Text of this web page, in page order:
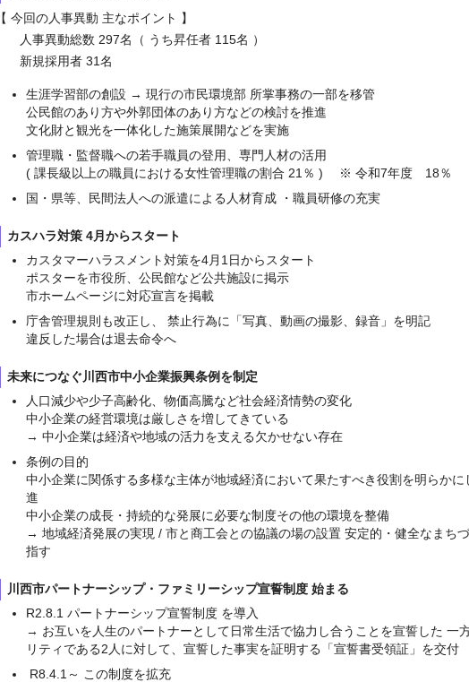
【 今回の人事異動 主なポイント 】
人事異動総数 297名（ うち昇任者 115名 ）
新規採用者 31名
生涯学習部の創設 → 現行の市民環境部 所掌事務の一部を移管
公民館のあり方や外郭団体のあり方などの検討を推進
文化財と観光を一体化した施策展開などを実施
管理職・監督職への若手職員の登用、専門人材の活用
( 課長級以上の職員における女性管理職の割合 21％ ) ※ 令和7年度 18％
国・県等、民間法人への派遣による人材育成 ・職員研修の充実
カスハラ対策 4月からスタート
カスタマーハラスメント対策を4月1日からスタート
ポスターを市役所、公民館など公共施設に掲示
市ホームページに対応宣言を掲載
庁舎管理規則も改正し、 禁止行為に「写真、動画の撮影、録音」を明記
違反した場合は退去命令へ
未来につなぐ川西市中小企業振興条例を制定
人口減少や少子高齢化、物価高騰など社会経済情勢の変化
中小企業の経営環境は厳しさを増してきている
→ 中小企業は経済や地域の活力を支える欠かせない存在
条例の目的
中小企業に関係する多様な主体が地域経済において果たすべき役割を明らか
進
中小企業の成長・持続的な発展に必要な制度その他の環境を整備
→ 地域経済発展の実現 / 市と商工会との協議の場の設置 安定的・健全なまち
指す
川西市パートナーシップ・ファミリーシップ宣誓制度 始まる
R2.8.1 パートナーシップ宣誓制度 を導入
→ お互いを人生のパートナーとして日常生活で協力し合うことを宣誓した 一
リティである2人に対して、宣誓した事実を証明する「宣誓書受領証」を交付
R8.4.1～ この制度を拡充